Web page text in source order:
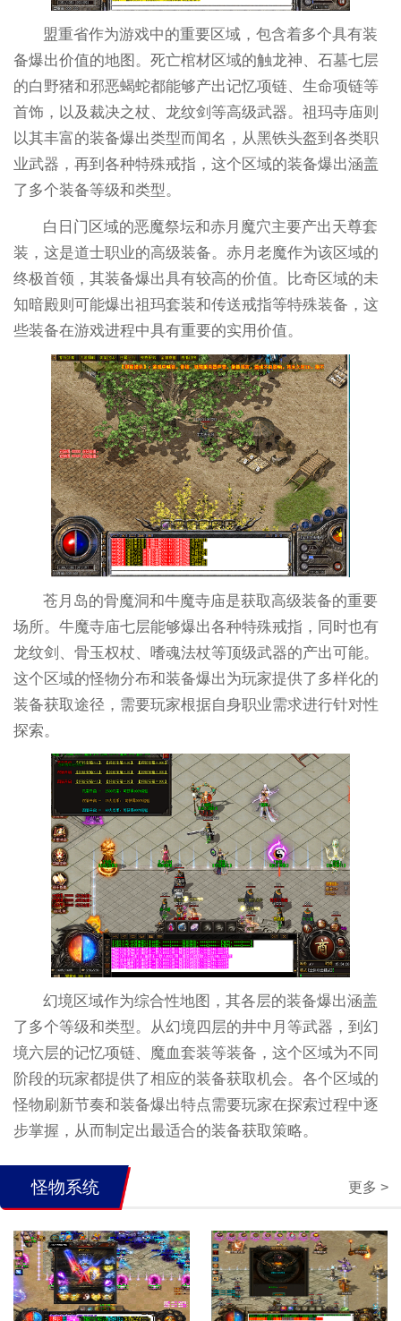
盟重省作为游戏中的重要区域，包含着多个具有装
备爆出价值的地图。死亡棺材区域的触龙神、石墓七层
的白野猪和邪恶蝎蛇都能够产出记忆项链、生命项链等
首饰，以及裁决之杖、龙纹剑等高级武器。祖玛寺庙则
以其丰富的装备爆出类型而闻名，从黑铁头盔到各类职
业武器，再到各种特殊戒指，这个区域的装备爆出涵盖
了多个装备等级和类型。
白日门区域的恶魔祭坛和赤月魔穴主要产出天尊套
装，这是道士职业的高级装备。赤月老魔作为该区域的
终极首领，其装备爆出具有较高的价值。比奇区域的未
知暗殿则可能爆出祖玛套装和传送戒指等特殊装备，这
些装备在游戏进程中具有重要的实用价值。
苍月岛的骨魔洞和牛魔寺庙是获取高级装备的重要
场所。牛魔寺庙七层能够爆出各种特殊戒指，同时也有
龙纹剑、骨玉权杖、嗜魂法杖等顶级武器的产出可能。
这个区域的怪物分布和装备爆出为玩家提供了多样化的
装备获取途径，需要玩家根据自身职业需求进行针对性
探索。
幻境区域作为综合性地图，其各层的装备爆出涵盖
了多个等级和类型。从幻境四层的井中月等武器，到幻
境六层的记忆项链、魔血套装等装备，这个区域为不同
阶段的玩家都提供了相应的装备获取机会。各个区域的
怪物刷新节奏和装备爆出特点需要玩家在探索过程中逐
步掌握，从而制定出最适合的装备获取策略。
怪物系统 更多 >